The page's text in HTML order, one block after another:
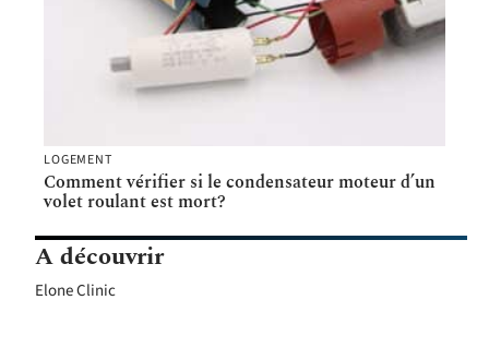
LOGEMENT
Comment vérifier si le condensateur moteur d’un
volet roulant est mort?
A découvrir
Elone Clinic